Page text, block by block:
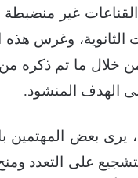
غير منضبطة
الثانوية، وغرس
ما تم ذكره
الهدف المنشود.
بعض المهتمين
على التعدد